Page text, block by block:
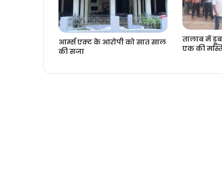
आर्म्स एक्ट के आरोपी को सात साल
की सजा
तालाब में
एक की